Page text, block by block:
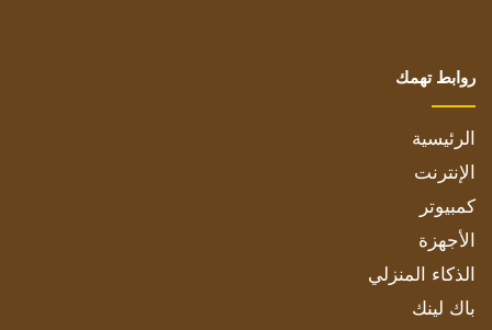
روابط تهمك
الرئيسية
الإنترنت
كمبيوتر
الأجهزة
الذكاء المنزلي
باك لينك